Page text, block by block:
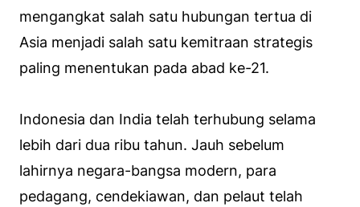
mengangkat salah satu hubungan tertua di
Asia menjadi salah satu kemitraan strategis
paling menentukan pada abad ke-21.
Indonesia dan India telah terhubung selama
lebih dari dua ribu tahun. Jauh sebelum
lahirnya negara-bangsa modern, para
pedagang, cendekiawan, dan pelaut telah